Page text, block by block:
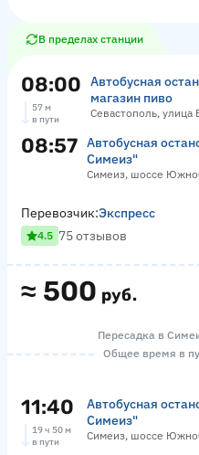
В пределах станции
08:00
Автобусная
магазин пиво
Севастополь,
57 м
в пути
08:57 Автобусная
Симеиз"
Симеиз, шоссе
≈ 500 руб.
Перевозчик:Экспресс
4.5 75 отзывов
Пересадка в
Общее время в
11:40
Автобусная
Симеиз"
Симеиз, шоссе
19 ч 50 м
в пути